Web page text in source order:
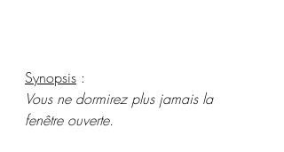
Synopsis :
Vous ne dormirez plus jamais la
fenêtre ouverte.